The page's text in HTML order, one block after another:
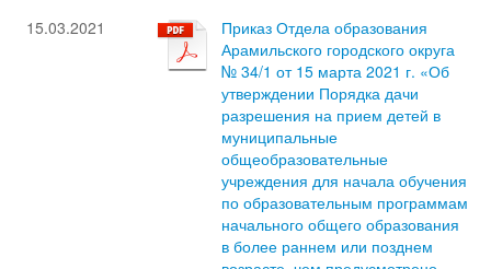
15.03.2021
Приказ Отдела образования
Арамильского городского округа
№ 34/1 от 15 марта 2021 г. «Об
утверждении Порядка дачи
разрешения на прием детей в
муниципальные
общеобразовательные
учреждения для начала обучения
по образовательным программам
начального общего образования
в более раннем или позднем